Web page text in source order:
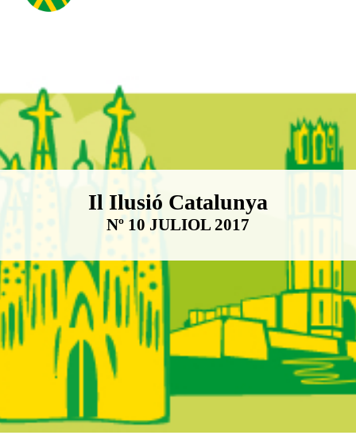
Boletín Il·lusió Catalunya
Il Ilusió Catalunya
Nº 10 JULIOL 2017